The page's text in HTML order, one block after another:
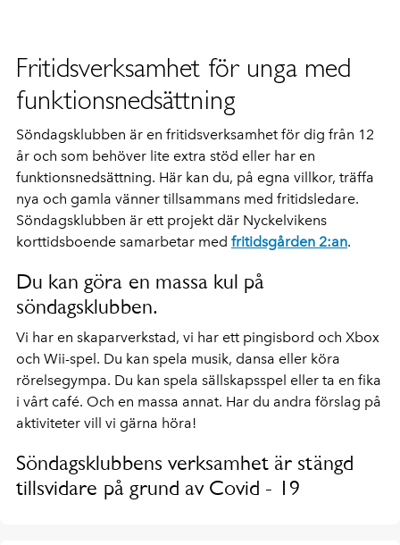
Fritidsverksamhet för unga med
funktionsnedsättning
Söndagsklubben är en fritidsverksamhet för dig från 12
år och som behöver lite extra stöd eller har en
funktionsnedsättning. Här kan du, på egna villkor, träffa
nya och gamla vänner tillsammans med fritidsledare.
Söndagsklubben är ett projekt där Nyckelvikens
korttidsboende samarbetar med fritidsgården 2:an.
Du kan göra en massa kul på
söndagsklubben.
Vi har en skaparverkstad, vi har ett pingisbord och Xbox
och Wii-spel. Du kan spela musik, dansa eller köra
rörelsegympa. Du kan spela sällskapsspel eller ta en fika
i vårt café. Och en massa annat. Har du andra förslag på
aktiviteter vill vi gärna höra!
Söndagsklubbens verksamhet är stängd
tillsvidare på grund av Covid - 19